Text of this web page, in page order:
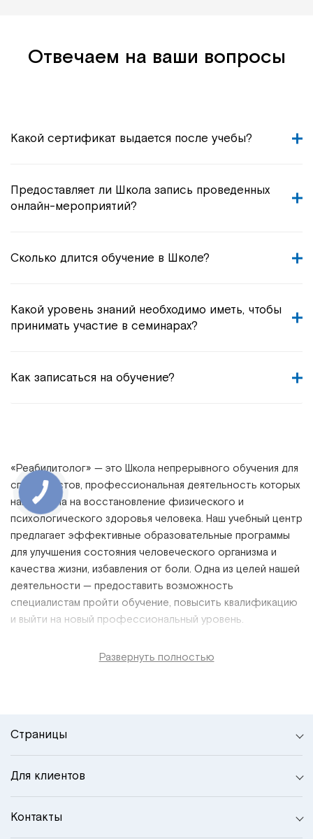
Отвечаем на ваши вопросы
Какой сертификат выдается после учебы?
Предоставляет ли Школа запись проведенных
онлайн-мероприятий?
Сколько длится обучение в Школе?
Какой уровень знаний необходимо иметь, чтобы
принимать участие в семинарах?
Как записаться на обучение?
«Реабилитолог» — это Школа непрерывного обучения для
специалистов, профессиональная деятельность которых
направлена на восстановление физического и
психологического здоровья человека. Наш учебный центр
предлагает эффективные образовательные программы
для улучшения состояния человеческого организма и
качества жизни, избавления от боли. Одна из целей нашей
деятельности — предоставить возможность
специалистам пройти обучение, повысить квалификацию
и выйти на новый профессиональный уровень.
Развернуть полностью
Страницы
Для клиентов
Контакты